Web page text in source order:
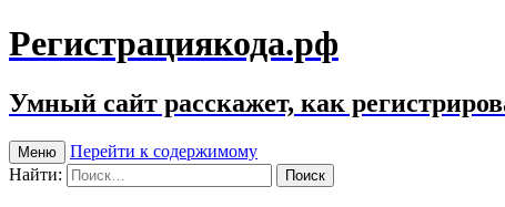
Регистрациякода.рф
Умный сайт расскажет, как
Меню
Перейти к содержимому
Найти: